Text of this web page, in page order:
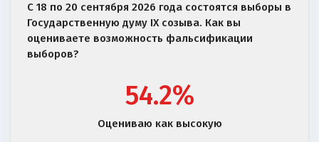
С 18 по 20 сентября 2026 года состоятся выборы в
Государственную думу IX созыва. Как вы
оцениваете возможность фальсификации
выборов?
54.2%
Оцениваю как высокую